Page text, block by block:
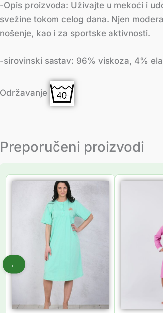
-Opis proizvoda: Uživajte u mekoći i
svežine tokom celog dana. Njen
nošenje, kao i za sportske aktivnosti.
-sirovinski sastav: 96% viskoza, 4%
Održavanje
Preporučeni proizvodi
←